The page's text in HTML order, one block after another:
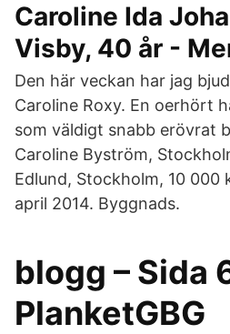
Caroline Ida
Visby, 40 år -
Den här veckan har jag
Caroline Roxy. En oerhört
som väldigt snabb erövrat
Caroline Byström,
Edlund, Stockholm, 10 000
april 2014. Byggnads.
blogg – Sida
PlanketGBG